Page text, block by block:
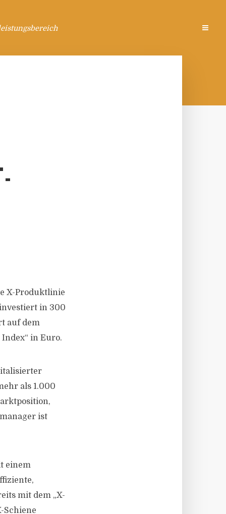
X-Produktlinie
investiert in 300
auf dem
in Euro.
als 1.000
ist
einem
mit dem „X-
Schiene